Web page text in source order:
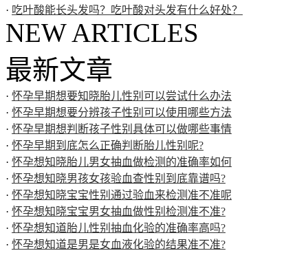
· 吃叶酸能长头发吗？吃叶酸对头发有什么好处？
NEW ARTICLES
最新文章
· 怀孕早期想要知晓胎儿性别可以尝试什么办法
· 怀孕早期想要分辨孩子性别可以使用哪些方法
· 怀孕早期想判断孩子性别具体可以做哪些事情
· 怀孕早期到底怎么正确判断胎儿性别呢?
· 怀孕想知晓胎儿男女抽血做检测的准确率如何
· 怀孕想知晓男孩女孩验血查性别到底靠谱吗?
· 怀孕想知晓宝宝性别通过验血来检测准不准呢
· 怀孕想知晓宝宝男女抽血做性别检测准不准?
· 怀孕想知道胎儿性别抽血化验的准确率高吗?
· 怀孕想知道是男是女血液化验的结果准不准?